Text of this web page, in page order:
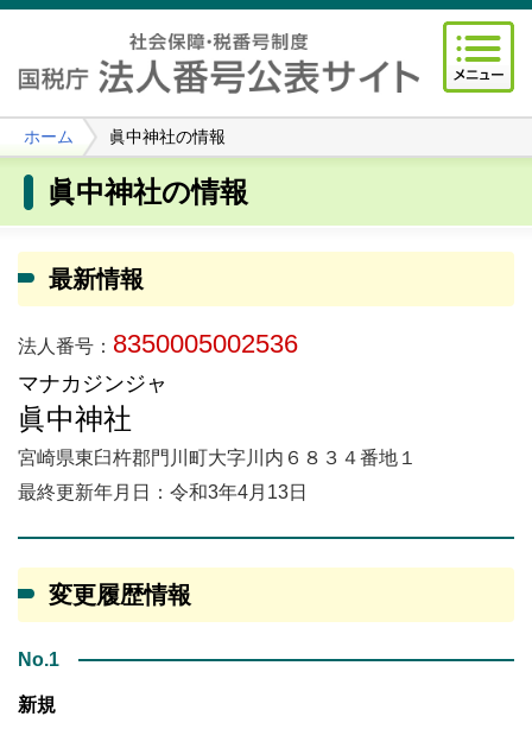
ホーム 眞中神社の情報
眞中神社の情報
最新情報
法人番号： 8350005002536
マナカジンジャ
眞中神社
宮崎県東臼杵郡門川町大字川内６８３４番地１
最終更新年月日：令和3年4月13日
変更履歴情報
No.1
新規